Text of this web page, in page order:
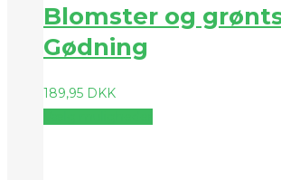
Blomster og
Gødning
189,95 DKK